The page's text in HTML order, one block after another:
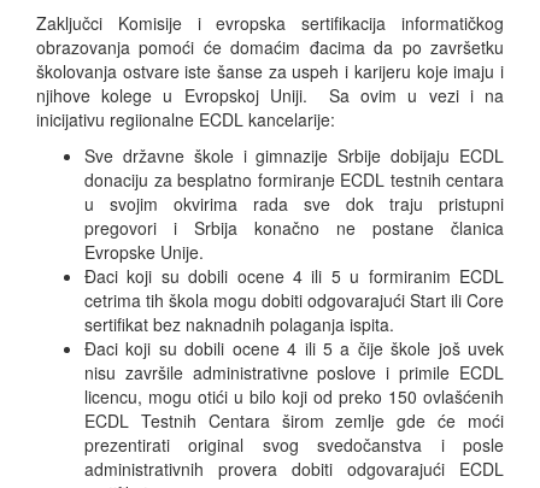
Zaključci Komisije i evropska sertifikacija informatičkog
obrazovanja pomoći će domaćim đacima da po završetku
školovanja ostvare iste šanse za uspeh i karijeru koje imaju i
njihove kolege u Evropskoj Uniji. Sa ovim u vezi i na
inicijativu regiionalne ECDL kancelarije:
Sve državne škole i gimnazije Srbije dobijaju ECDL
donaciju za besplatno formiranje ECDL testnih centara
u svojim okvirima rada sve dok traju pristupni
pregovori i Srbija konačno ne postane članica
Evropske Unije.
Đaci koji su dobili ocene 4 ili 5 u formiranim ECDL
cetrima tih škola mogu dobiti odgovarajući Start ili Core
sertifikat bez naknadnih polaganja ispita.
Đaci koji su dobili ocene 4 ili 5 a čije škole još uvek
nisu završile administrativne poslove i primile ECDL
licencu, mogu otići u bilo koji od preko 150 ovlašćenih
ECDL Testnih Centara širom zemlje gde će moći
prezentirati original svog svedočanstva i posle
administrativnih provera dobiti odgovarajući ECDL